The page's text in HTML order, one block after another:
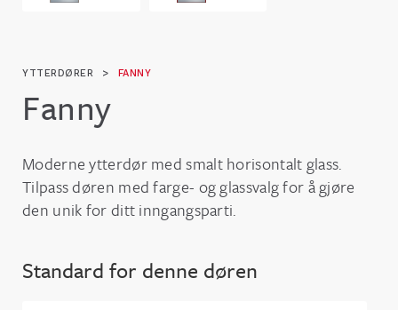
YTTERDØRER > FANNY
Fanny
Moderne ytterdør med smalt horisontalt glass.
Tilpass døren med farge- og glassvalg for å gjøre
den unik for ditt inngangsparti.
Standard for denne døren